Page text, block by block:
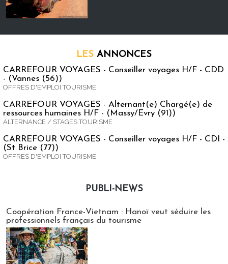
LES ANNONCES
CARREFOUR VOYAGES - Conseiller voyages H/F - CDD
- (Vannes (56))
OFFRES D'EMPLOI TOURISME
CARREFOUR VOYAGES - Alternant(e) Chargé(e) de
ressources humaines H/F - (Massy/Evry (91))
ALTERNANCE / STAGES TOURISME
CARREFOUR VOYAGES - Conseiller voyages H/F - CDI -
(St Brice (77))
OFFRES D'EMPLOI TOURISME
PUBLI-NEWS
Coopération France-Vietnam : Hanoï veut séduire les
professionnels français du tourisme